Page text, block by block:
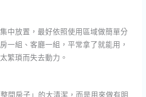
中放置，最好依照使用區域做簡單分
一組、客廳一組，平常拿了就能用，
繁瑣而失去動力。
間房子」的大清潔，而是用來做有明